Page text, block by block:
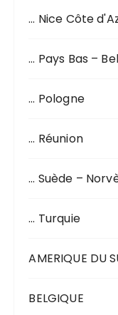
… Nice Côte
… Pays Bas –
… Pologne
… Réunion
… Suède –
… Turquie
AMERIQUE DU
BELGIQUE